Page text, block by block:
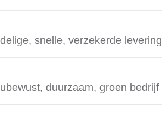
snelle, verzekerde levering
duurzaam, groen bedrijf